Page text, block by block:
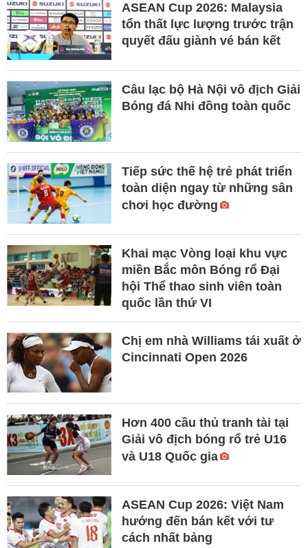
ASEAN Cup 2026: Malaysia
tổn thất lực lượng trước trận
quyết đấu giành vé bán kết
Câu lạc bộ Hà Nội vô địch Giải
Bóng đá Nhi đồng toàn quốc
Tiếp sức thế hệ trẻ phát triển
toàn diện ngay từ những sân
chơi học đường
Khai mạc Vòng loại khu vực
miền Bắc môn Bóng rổ Đại
hội Thể thao sinh viên toàn
quốc lần thứ VI
Chị em nhà Williams tái xuất ở
Cincinnati Open 2026
Hơn 400 cầu thủ tranh tài tại
Giải vô địch bóng rổ trẻ U16
và U18 Quốc gia
ASEAN Cup 2026: Việt Nam
hướng đến bán kết với tư
cách nhất bảng